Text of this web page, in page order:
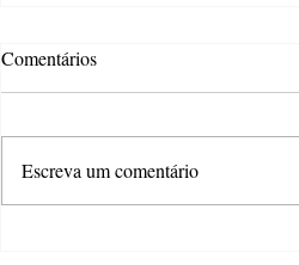
Comentários
Escreva um comentário